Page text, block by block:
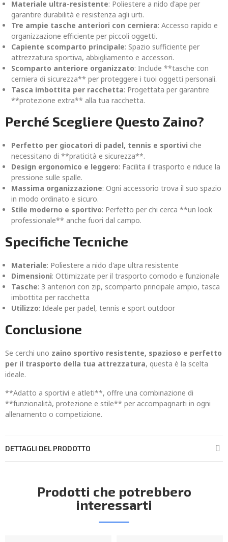
Materiale ultra-resistente: Poliestere a nido d'ape per
garantire durabilità e resistenza agli urti.
Tre ampie tasche anteriori con cerniera: Accesso rapido e
organizzazione efficiente per piccoli oggetti.
Capiente scomparto principale: Spazio sufficiente per
attrezzatura sportiva, abbigliamento e accessori.
Scomparto anteriore organizzato: Include **tasche con
cerniera di sicurezza** per proteggere i tuoi oggetti personali.
Tasca imbottita per racchetta: Progettata per garantire
**protezione extra** alla tua racchetta.
Perché Scegliere Questo Zaino?
Perfetto per giocatori di padel, tennis e sportivi che
necessitano di **praticità e sicurezza**.
Design ergonomico e leggero: Facilita il trasporto e riduce la
pressione sulle spalle.
Massima organizzazione: Ogni accessorio trova il suo spazio
in modo ordinato e sicuro.
Stile moderno e sportivo: Perfetto per chi cerca **un look
professionale** anche fuori dal campo.
Specifiche Tecniche
Materiale: Poliestere a nido d'ape ultra resistente
Dimensioni: Ottimizzate per il trasporto comodo e funzionale
Tasche: 3 anteriori con zip, scomparto principale ampio, tasca
imbottita per racchetta
Utilizzo: Ideale per padel, tennis e sport outdoor
Conclusione
Se cerchi uno zaino sportivo resistente, spazioso e perfetto
per il trasporto della tua attrezzatura, questa è la scelta
ideale.
**Adatto a sportivi e atleti**, offre una combinazione di
**funzionalità, protezione e stile** per accompagnarti in ogni
allenamento o competizione.
DETTAGLI DEL PRODOTTO
Prodotti che potrebbero
interessarti